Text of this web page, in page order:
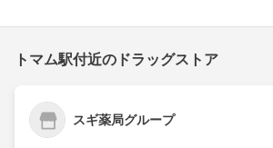
トマム駅付近のドラッグストア
スギ薬局グループ